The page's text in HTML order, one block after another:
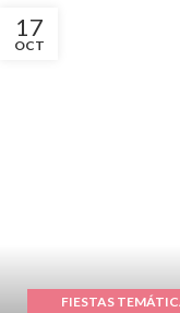
17
OCT
FIESTAS